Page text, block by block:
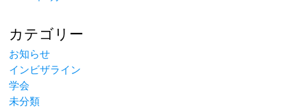
カテゴリー
お知らせ
インビザライン
学会
未分類